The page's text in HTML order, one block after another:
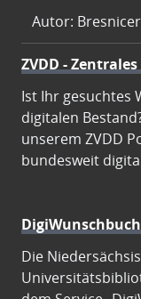
Autor:
ZVDD -
Ist Ihr gesuchtes
digitalen
unserem ZVDD
bundesweit
DigiWunschbuch
Die